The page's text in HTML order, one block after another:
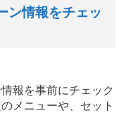
ン情報をチェッ
報を事前にチェック
メニューや、セット